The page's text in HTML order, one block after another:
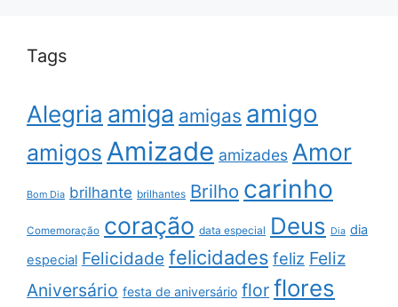
Tags
Alegria amiga amigas amigo
amigos Amizade amizades Amor
Bom Dia brilhante brilhantes Brilho carinho
Comemoração coração data especial Deus Dia dia
especial Felicidade felicidades feliz Feliz
Aniversário festa de aniversário flor flores